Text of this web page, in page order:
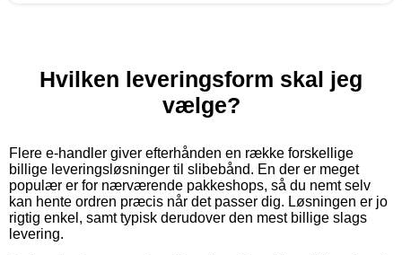
Hvilken leveringsform skal jeg
vælge?
Flere e-handler giver efterhånden en række forskellige
billige leveringsløsninger til slibebånd. En der er meget
populær er for nærværende pakkeshops, så du nemt selv
kan hente ordren præcis når det passer dig. Løsningen er jo
rigtig enkel, samt typisk derudover den mest billige slags
levering.